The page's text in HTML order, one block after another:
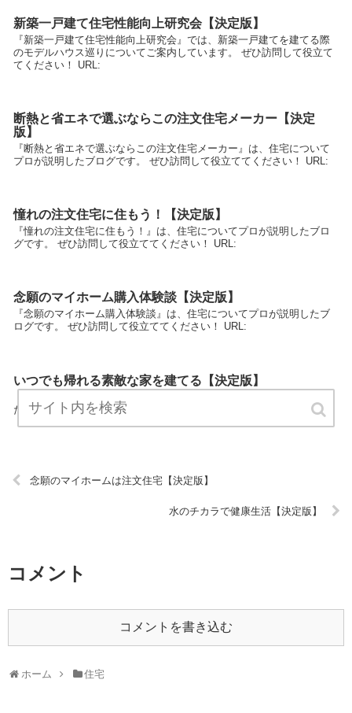
新築一戸建て住宅性能向上研究会【決定版】
『新築一戸建て住宅性能向上研究会』では、新築一戸建てを建てる際
のモデルハウス巡りについてご案内しています。 ぜひ訪問して役立て
てください！ URL:
断熱と省エネで選ぶならこの注文住宅メーカー【決定
版】
『断熱と省エネで選ぶならこの注文住宅メーカー』は、住宅について
プロが説明したブログです。 ぜひ訪問して役立ててください！ URL:
憧れの注文住宅に住もう！【決定版】
『憧れの注文住宅に住もう！』は、住宅についてプロが説明したブロ
グです。 ぜひ訪問して役立ててください！ URL:
念願のマイホーム購入体験談【決定版】
『念願のマイホーム購入体験談』は、住宅についてプロが説明したブ
ログです。 ぜひ訪問して役立ててください！ URL:
いつでも帰れる素敵な家を建てる【決定版】
たブログです。 ぜひ訪問して役立ててください！ URL:
念願のマイホームは注文住宅【決定版】
水のチカラで健康生活【決定版】
コメント
コメントを書き込む
ホーム 住宅